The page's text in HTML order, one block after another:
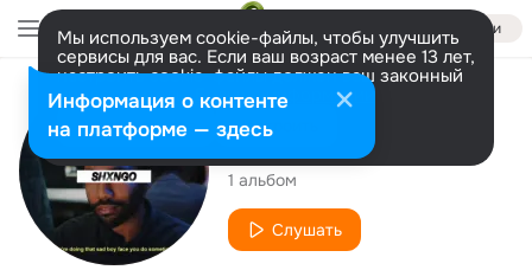
Войти
Мы используем cookie-файлы, чтобы улучшить
сервисы для вас. Если ваш возраст менее 13 лет,
настроить cookie-файлы должен ваш законный
представитель. Больше информации
Разрешить все Настроить
Исполнитель
SHXNGO
1 альбом
Слушать
Информация о контенте
на платформе — здесь